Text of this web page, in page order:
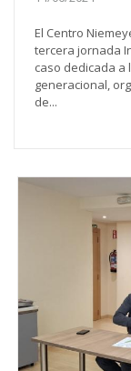
El Centro
tercera jornada
caso dedicada a
generacional,
de...